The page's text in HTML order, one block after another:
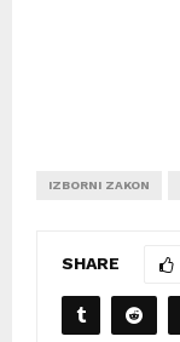
IZBORNI ZAKON
SHARE